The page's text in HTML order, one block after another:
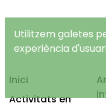
Inici
Activitats en
Utilitzem galetes
experiència